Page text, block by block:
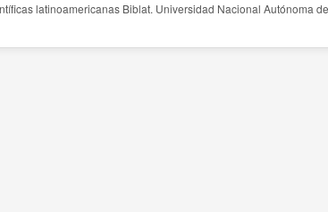
latinoamericanas Biblat. Universidad Nacional Autónoma